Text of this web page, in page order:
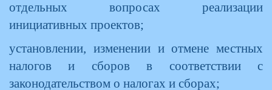
отдельных вопросах реализации
инициативных проектов;
установлении, изменении и отмене местных
налогов и сборов в соответствии с
законодательством о налогах и сборах;